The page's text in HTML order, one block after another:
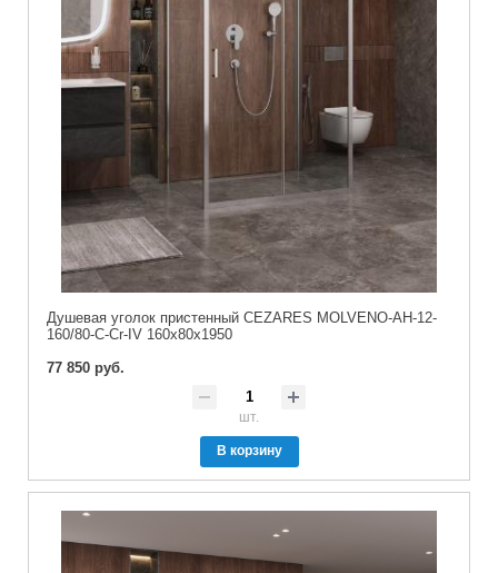
Душевая уголок пристенный CEZARES MOLVENO-AH-12-
160/80-C-Cr-IV 160x80x1950
77 850 руб.
шт.
В корзину